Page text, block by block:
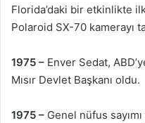
Florida’daki bir etkinlikte
Polaroid SX-70 kamerayı
1975 – Enver Sedat,
Mısır Devlet Başkanı oldu.
1975 – Genel nüfus